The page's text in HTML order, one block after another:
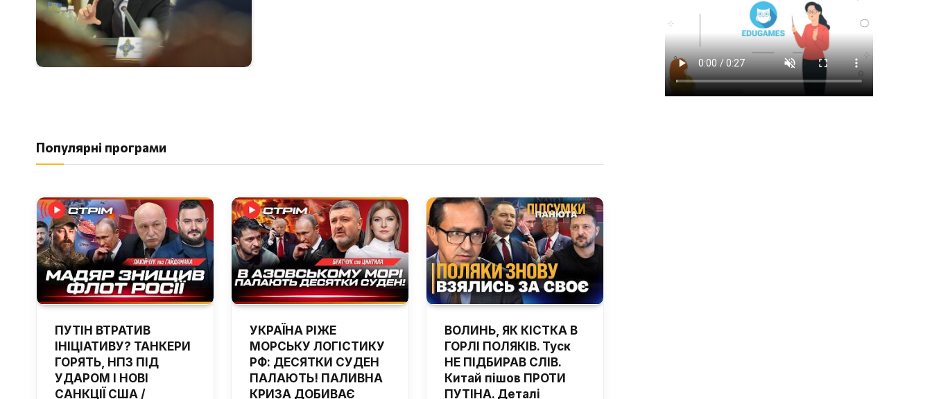
Популярні програми
ПУТІН ВТРАТИВ
ІНІЦІАТИВУ? ТАНКЕРИ
ГОРЯТЬ, НПЗ ПІД
УДАРОМ І НОВІ
САНКЦІЇ США /
УКРАЇНА РІЖЕ
МОРСЬКУ ЛОГІСТИКУ
РФ: ДЕСЯТКИ СУДЕН
ПАЛАЮТЬ! ПАЛИВНА
КРИЗА ДОБИВАЄ
ВОЛИНЬ, ЯК КІСТКА В
ГОРЛІ ПОЛЯКІВ. Туск
НЕ ПІДБИРАВ СЛІВ.
Китай пішов ПРОТИ
ПУТІНА. Деталі